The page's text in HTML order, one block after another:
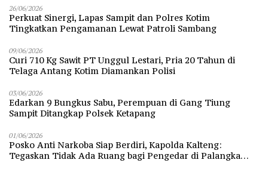
26/06/2026
Perkuat Sinergi, Lapas Sampit dan Polres Kotim
Tingkatkan Pengamanan Lewat Patroli Sambang
09/06/2026
Curi 710 Kg Sawit PT Unggul Lestari, Pria 20 Tahun di
Telaga Antang Kotim Diamankan Polisi
03/06/2026
Edarkan 9 Bungkus Sabu, Perempuan di Gang Tiung
Sampit Ditangkap Polsek Ketapang
01/06/2026
Posko Anti Narkoba Siap Berdiri, Kapolda Kalteng:
Tegaskan Tidak Ada Ruang bagi Pengedar di Palangka